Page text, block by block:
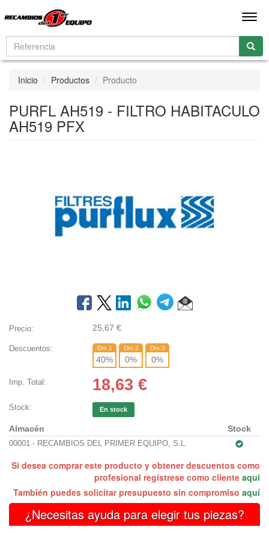
Inicio Productos Producto
PURFL AH519 - FILTRO HABITACULO
AH519 PFX
Precio: 25,67 €
Descuentos: Dto.1
40%
Dto.2
0%
Dto.3
0%
Imp. Total: 18,63 €
Stock: En stock
Almacén Stock
00001 - RECAMBIOS DEL PRIMER EQUIPO, S.L.
Si desea comprar este producto y obtener descuentos como
profesional regístrese como cliente aquí
También puedes solicitar presupuesto sin compromiso aquí
¿Necesitas ayuda para elegir tus piezas?